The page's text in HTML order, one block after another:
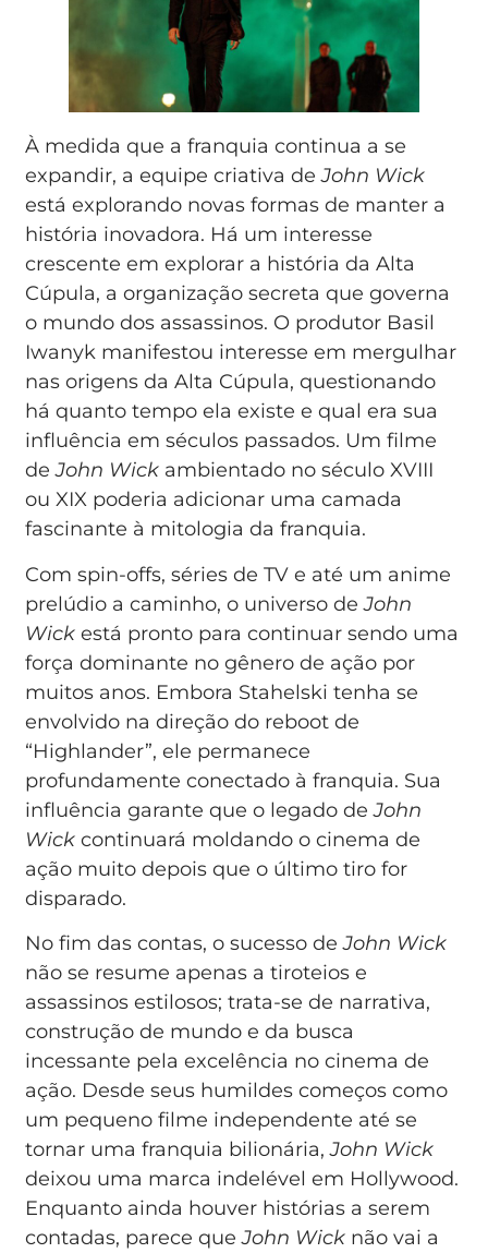
À medida que a franquia continua a se
expandir, a equipe criativa deJohn Wick
está explorando novas formas de manter a
história inovadora. Há um interesse
crescente em explorar a história da Alta
Cúpula, a organização secreta que governa
o mundo dos assassinos. O produtor Basil
Iwanyk manifestou interesse em mergulhar
nas origens da Alta Cúpula, questionando
há quanto tempo ela existe e qual era sua
influência em séculos passados. Um filme
deJohn Wick ambientado no século XVIII
ou XIX poderia adicionar uma camada
fascinante à mitologia da franquia.
Com spin-offs, séries de TV e até um anime
prelúdio a caminho, o universo deJohn
Wick está pronto para continuar sendo uma
força dominante no gênero de ação por
muitos anos. Embora Stahelski tenha se
envolvido na direção do reboot de
“Highlander”, ele permanece
profundamente conectado à franquia. Sua
influência garante que o legado deJohn
Wick continuará moldando o cinema de
ação muito depois que o último tiro for
disparado.
No fim das contas, o sucesso deJohn Wick
não se resume apenas a tiroteios e
assassinos estilosos; trata-se de narrativa,
construção de mundo e da busca
incessante pela excelência no cinema de
ação. Desde seus humildes começos como
um pequeno filme independente até se
tornar uma franquia bilionária,John Wick
deixou uma marca indelével em Hollywood.
Enquanto ainda houver histórias a serem
contadas, parece queJohn Wick não vai a